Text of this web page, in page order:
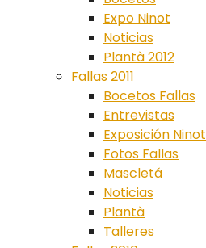
Expo Ninot
Noticias
Plantà 2012
Fallas 2011
Bocetos Fallas
Entrevistas
Exposición Ninot
Fotos Fallas
Mascletá
Noticias
Plantà
Talleres